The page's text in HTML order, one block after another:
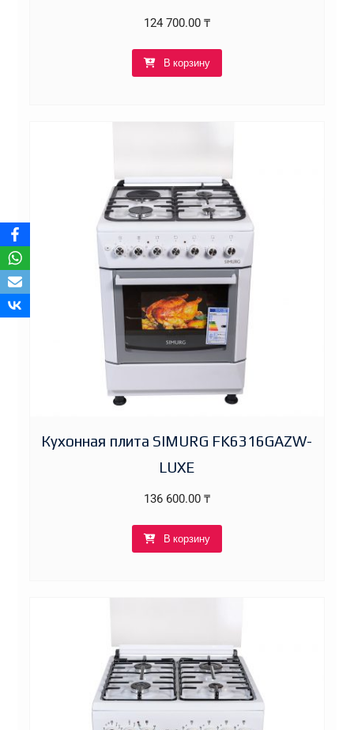
124 700.00 ₸
В корзину
Кухонная плита SIMURG FK6316GAZW-
LUXE
136 600.00 ₸
В корзину